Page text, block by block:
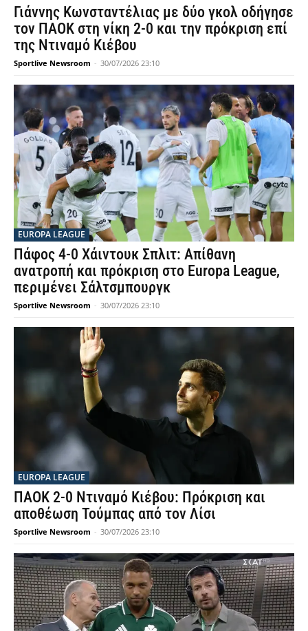
Γιάννης Κωνσταντέλιας με δύο γκολ οδήγησε
τον ΠΑΟΚ στη νίκη 2-0 και την πρόκριση επί
της Ντιναμό Κιέβου
Sportlive Newsroom - 30/07/2026 23:10
EUROPA LEAGUE
Πάφος 4-0 Χάιντουκ Σπλιτ: Απίθανη
ανατροπή και πρόκριση στο Europa League,
περιμένει Σάλτσμπουργκ
Sportlive Newsroom - 30/07/2026 23:10
EUROPA LEAGUE
ΠΑΟΚ 2-0 Ντιναμό Κιέβου: Πρόκριση και
αποθέωση Τούμπας από τον Λίσι
Sportlive Newsroom - 30/07/2026 23:10